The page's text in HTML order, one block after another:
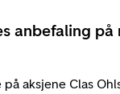
anbefaling på
aksjene Clas